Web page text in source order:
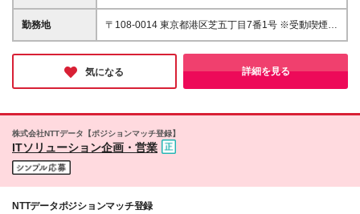
----------------------- ◇想定年収450～1,100万円 ※残業
代は、別途支給。 採用時の職位に応じて裁量労働
勤務地
〒108-0014 東京都港区芝五丁目7番1号 ※受動喫煙対
策 : 敷地内禁煙
気になる 詳細を見る
株式会社NTTデータ【ポジションマッチ登録】
ITソリューション企画・営業
NTTデータポジションマッチ登録